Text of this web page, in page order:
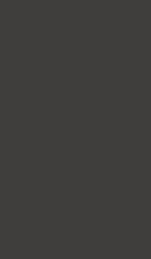
Zo worden
object
Dat